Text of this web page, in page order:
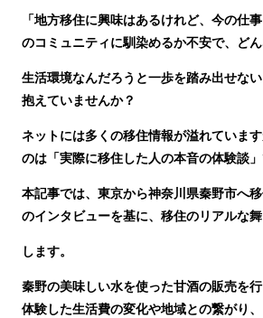
「地方移住に興味はあるけれど、今の仕
のコミュニティに馴染めるか不安で、ど
生活環境なんだろうと一歩を踏み出せな
抱えていませんか？
ネットには多くの移住情報が溢れていま
のは「実際に移住した人の本音の体験談」
本記事では、東京から神奈川県秦野市へ
のインタビューを基に、移住のリアルな
します。
秦野の美味しい水を使った甘酒の販売を
体験した生活費の変化や地域との繋がり、